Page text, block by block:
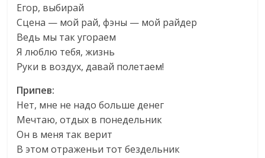
Егор, выбирай
Сцена — мой рай, фэны — мой райдер
Ведь мы так угораем
Я люблю тебя, жизнь
Руки в воздух, давай полетаем!
Припев:
Нет, мне не надо больше денег
Мечтаю, отдых в понедельник
Он в меня так верит
В этом отраженьи тот бездельник